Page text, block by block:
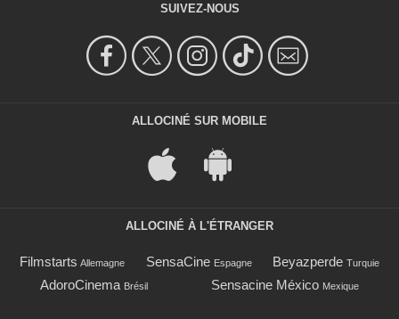
SUIVEZ-NOUS
ALLOCINÉ SUR MOBILE
ALLOCINÉ À L'ÉTRANGER
Filmstarts Allemagne SensaCine Espagne Beyazperde Turquie
AdoroCinema Brésil Sensacine México Mexique